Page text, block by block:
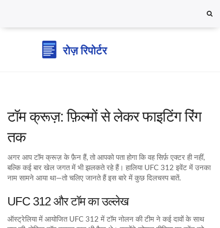
टॉम क्रूज़: फ़िल्मों से लेकर फाइटिंग रिंग
तक
अगर आप टॉम क्रूज़ के फ़ैन हैं, तो आपको पता होगा कि वह सिर्फ़ एक्टर ही नहीं,
बल्कि कई बार खेल जगत में भी झलकते रहे हैं। हालिया UFC 312 इवेंट में उनका
नाम सामने आया था—तो चलिए जानते हैं इस बारे में कुछ दिलचस्प बातें.
UFC 312 और टॉम का उल्लेख
ऑस्ट्रेलिया में आयोजित UFC 312 में टॉम नोलन की टीम ने कई दावों के साथ